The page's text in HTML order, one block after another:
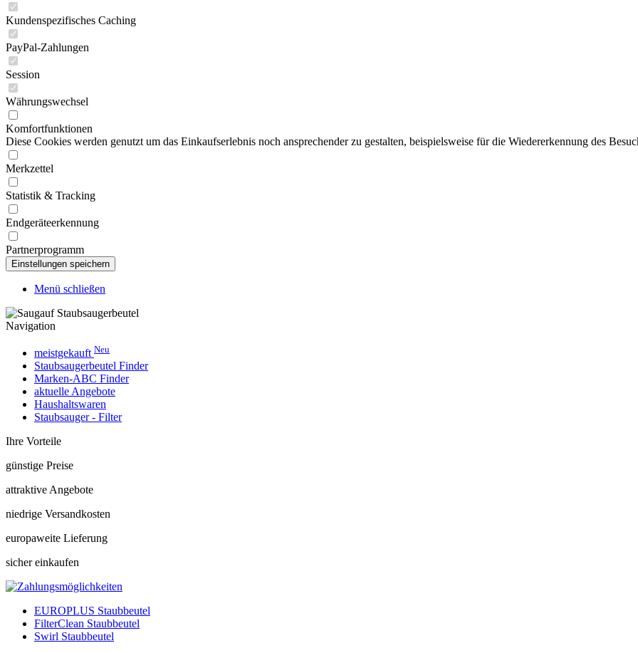
Kundenspezifisches Caching
PayPal-Zahlungen
Session
Währungswechsel
Komfortfunktionen
Diese Cookies werden genutzt um das Einkaufserlebnis noch ansprechender zu gestalten, beispielsweise für die Wiedererkennung des
Merkzettel
Statistik & Tracking
Endgeräteerkennung
Partnerprogramm
Menü schließen
Navigation
meistgekauft Neu
Staubsaugerbeutel Finder
Marken-ABC Finder
aktuelle Angebote
Haushaltswaren
Staubsauger - Filter
Ihre Vorteile
günstige Preise
attraktive Angebote
niedrige Versandkosten
europaweite Lieferung
sicher einkaufen
EUROPLUS Staubbeutel
FilterClean Staubbeutel
Swirl Staubbeutel